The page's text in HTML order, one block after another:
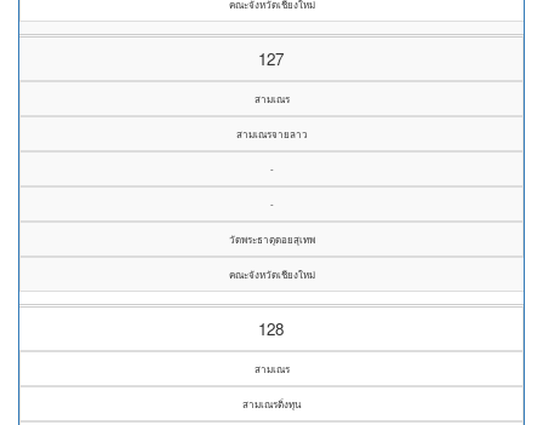
คณะจังหวัดเชียงใหม่
127
สามเณร
สามเณรจายลาว
-
-
วัดพระธาตุดอยสุเทพ
คณะจังหวัดเชียงใหม่
128
สามเณร
สามเณรติ่งทุน